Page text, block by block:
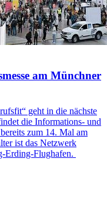
am Münchner
geht in die nächste
die Informations- und
zum 14. Mal am
ist das Netzwerk
Flughafen.